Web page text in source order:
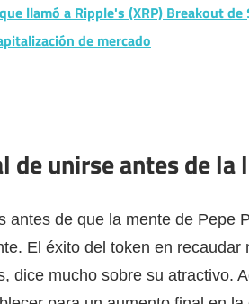
llamó a Ripple's (XRP) Breakout
de mercado
de unirse antes de la
antes de que la mente de Pepe
El éxito del token en
dice mucho sobre su atractivo.